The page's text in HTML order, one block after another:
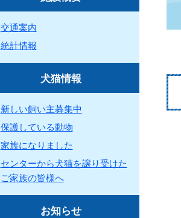
交通案内
統計情報
犬猫情報
新しい飼い主募集中
保護している動物
家族になりました
センターから犬猫を譲り受けた
ご家族の皆様へ
お知らせ